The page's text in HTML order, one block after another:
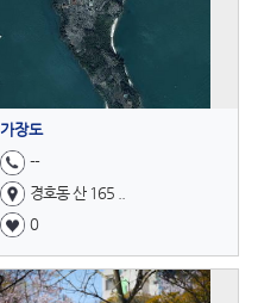
가장도
--
경호동 산 165 ..
0